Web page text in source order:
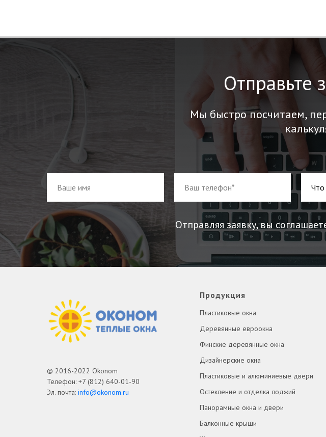
Отправьте
Мы быстро посчитаем,
Отправляя заявку, вы
© 2016-2022 Okonom
Телефон: +7 (812) 640-01-90
Эл. почта: info@okonom.ru
Продукция
Пластиковые окна
Деревянные евроокна
Финские деревянные окна
Дизайнерские окна
Пластиковые и алюминиевые двери
Остекление и отделка лоджий
Панорамные окна и двери
Балконные крыши